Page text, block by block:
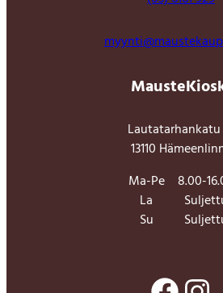
Lautatarhankatu
13110
Ma-Pe
8.00-
La
Su